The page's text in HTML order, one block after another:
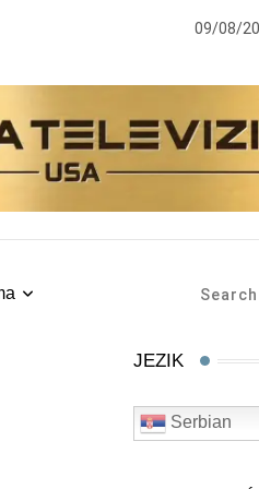
09/08/
JEZIK
Serbian